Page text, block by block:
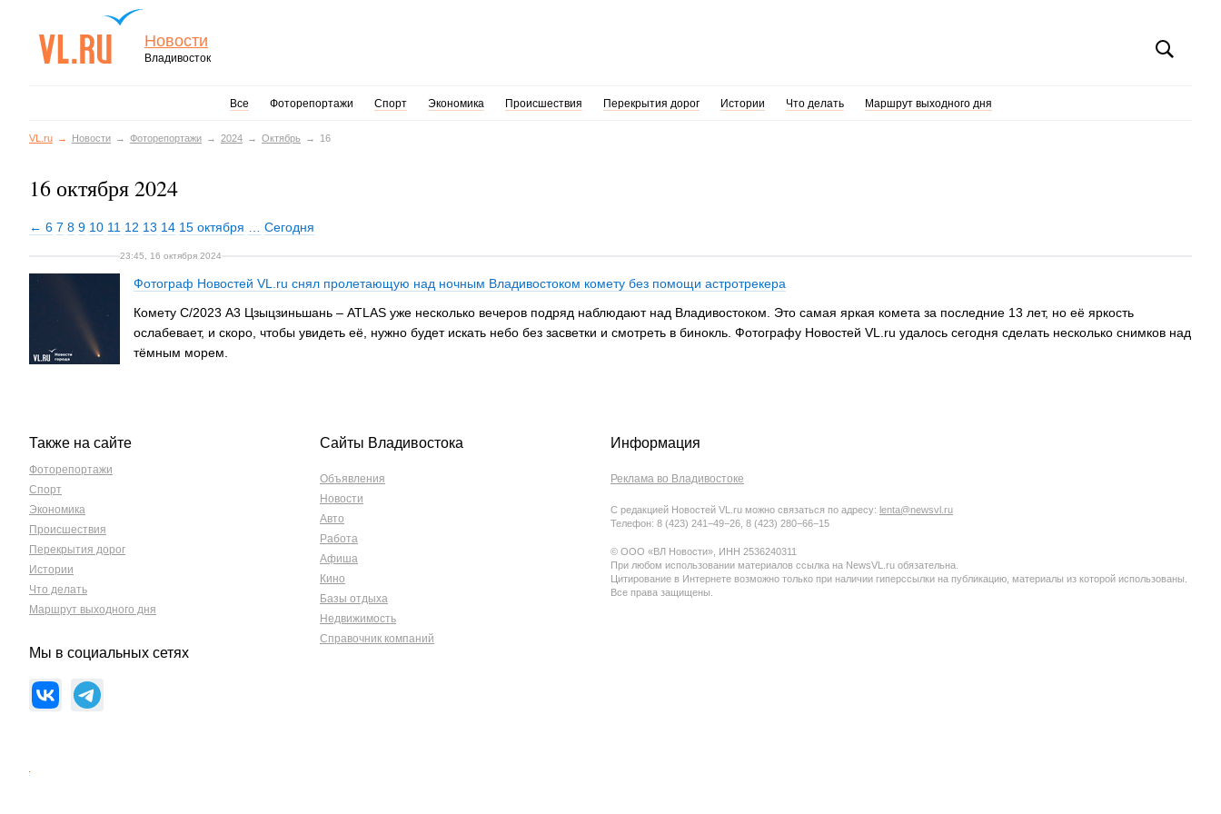
Новости
Владивосток
Все Фоторепортажи Спорт Экономика Происшествия Перекрытия дорог Истории Что делать Маршрут выходного дня
VL.ru Новости Фоторепортажи 2024 Октябрь 16
16 октября 2024
← 6 7 8 9 10 11 12 13 14 15 октября Сегодня
23:45, 16 октября 2024
Фотограф Новостей VL.ru снял пролетающую над ночным Владивостоком комету без помощи астротрекера
Комету С/2023 А3 Цзыцзиньшань – ATLAS уже несколько вечеров подряд наблюдают над Владивостоком. Это самая яркая комета за последние 13 лет, но её яркость
ослабевает, и скоро, чтобы увидеть её, нужно будет искать небо без засветки и смотреть в бинокль. Фотографу Новостей VL.ru удалось сегодня сделать несколько снимков над
тёмным морем.
Также на сайте
Фоторепортажи
Спорт
Экономика
Происшествия
Перекрытия дорог
Истории
Что делать
Маршрут выходного дня
Мы в социальных сетях
Сайты Владивостока
Объявления
Новости
Авто
Работа
Афиша
Кино
Базы отдыха
Недвижимость
Справочник компаний
Информация
Реклама во Владивостоке
С редакцией Новостей VL.ru можно связаться по адресу: lenta@newsvl.ru
Телефон: 8 (423) 241−49−26, 8 (423) 280−66−15
© ООО «ВЛ Новости», ИНН 2536240311
При любом использовании материалов ссылка на NewsVL.ru обязательна.
Цитирование в Интернете возможно только при наличии гиперссылки на публикацию, материалы из которой использованы.
Все права защищены.